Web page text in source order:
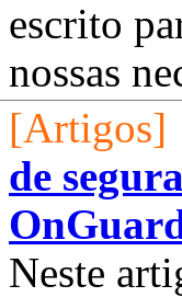
escrito
nossas
[Artigos]
de
Neste